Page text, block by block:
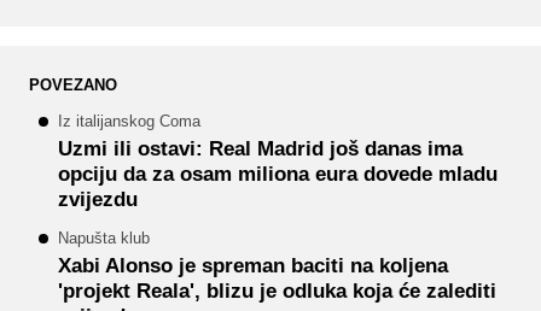
POVEZANO
Iz italijanskog Coma
Uzmi ili ostavi: Real Madrid još danas ima
opciju da za osam miliona eura dovede mladu
zvijezdu
Napušta klub
Xabi Alonso je spreman baciti na koljena
'projekt Reala', blizu je odluka koja će zalediti